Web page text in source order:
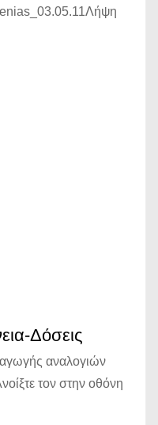
Δόσεις
αναλογιών
τον στην οθόνη